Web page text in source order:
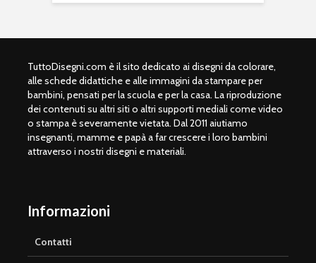
TuttoDisegni.com è il sito dedicato ai disegni da colorare,
alle schede didattiche e alle immagini da stampare per
bambini, pensati per la scuola e per la casa. La riproduzione
dei contenuti su altri siti o altri supporti mediali come video
o stampa è severamente vietata. Dal 2011 aiutiamo
insegnanti, mamme e papà a far crescere i loro bambini
attraverso i nostri disegni e materiali.
Informazioni
Contatti